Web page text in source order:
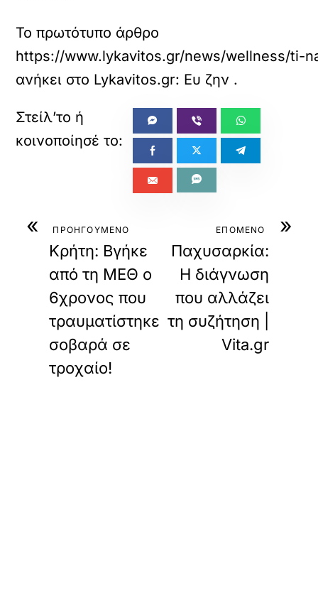
Το πρωτότυπο άρθρο
https://www.lykavitos.gr/news/wellness/ti-
ανήκει στο Lykavitos.gr: Ευ ζην .
« ΠΡΟΗΓΟΥΜΕΝΟ
Κρήτη: Βγήκε
από τη ΜΕΘ ο
6χρονος που
τραυματίστηκε
σοβαρά σε
τροχαίο!
»
ΕΠΟΜΕΝΟ
Παχυσαρκία:
Η διάγνωση
που αλλάζει
τη συζήτηση |
Vita.gr